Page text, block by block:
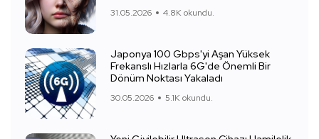
31.05.2026 4.8K okundu.
Japonya 100 Gbps'yi Aşan Yüksek
Frekanslı Hızlarla 6G'de Önemli Bir
Dönüm Noktası Yakaladı
30.05.2026 5.1K okundu.